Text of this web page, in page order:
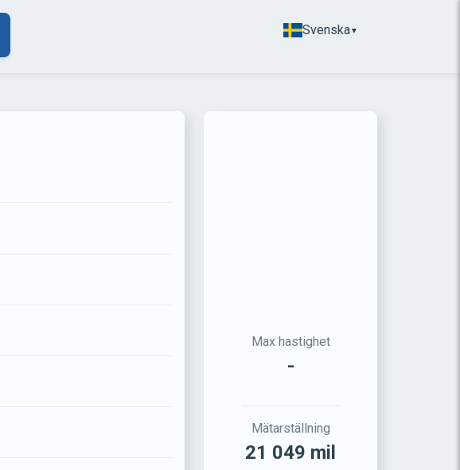
Svenska▼
Max hastighet
-
Mätarställning
21 049 mil